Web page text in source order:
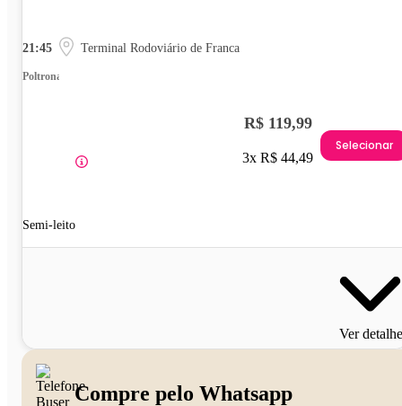
21:45 Terminal Rodoviário de Franca
Poltrona
Semi-leito
R$ 119,99
3x R$ 44,49
Selecionar
Ver
Compre pelo Whatsapp